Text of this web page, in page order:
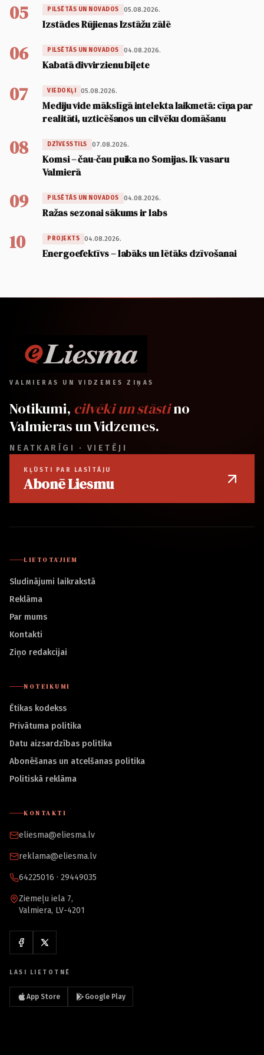
05 PILSĒTĀS UN NOVADOS 05.08.2026.
Izstādes Rūjienas Izstāžu zālē
06 PILSĒTĀS UN NOVADOS 04.08.2026.
Kabatā divvirzienu biļete
07 VIEDOKĻI 05.08.2026.
Mediju vide mākslīgā intelekta laikmetā: cīņa par
realitāti, uzticēšanos un cilvēku domāšanu
08 DZĪVESSTILS 07.08.2026.
Komsi – čau-čau puika no Somijas. Ik vasaru
Valmierā
09 PILSĒTĀS UN NOVADOS 04.08.2026.
Ražas sezonai sākums ir labs
10 PROJEKTS 04.08.2026.
Energoefektīvs – labāks un lētāks dzīvošanai
VALMIERAS UN VIDZEMES ZIŅAS
Notikumi, cilvēki un stāstino
Valmieras un Vidzemes.
NEATKARĪGI · VIETĒJI
KĻŪSTI PAR LASĪTĀJU
Abonē Liesmu
LIETOTĀJIEM
Sludinājumi laikrakstā
Reklāma
Par mums
Kontakti
Ziņo redakcijai
NOTEIKUMI
Ētikas kodekss
Privātuma politika
Datu aizsardzības politika
Abonēšanas un atcelšanas politika
Politiskā reklāma
KONTAKTI
eliesma@eliesma.lv
reklama@eliesma.lv
64225016 · 29449035
Ziemeļu iela 7,
Valmiera, LV-4201
LASI LIETOTNĒ
App Store Google Play